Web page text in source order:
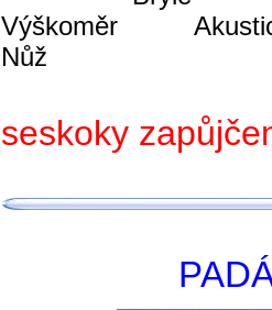
Výškoměr
Nůž
seskoky